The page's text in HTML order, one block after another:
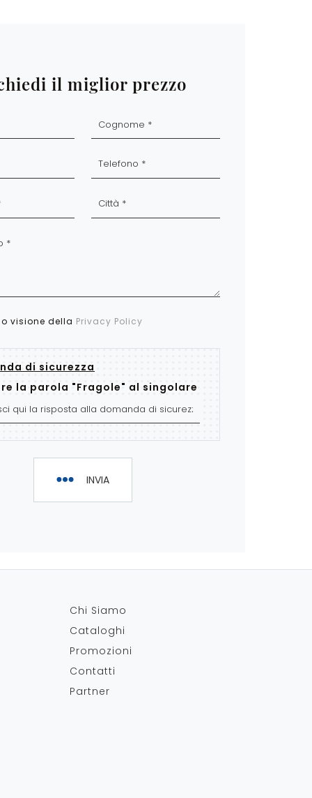
il miglior prezzo
visione della Privacy Policy
di sicurezza
la parola "Fragole" al singolare
INVIA
Chi Siamo
Cataloghi
Promozioni
Contatti
Partner